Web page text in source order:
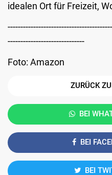
idealen Ort für Freizeit,
------------------------------
Foto: Amazon
ZURÜCK
BEI
BEI
BEI